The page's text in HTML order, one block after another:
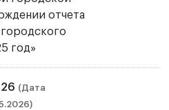
отчета
год»
(Дата